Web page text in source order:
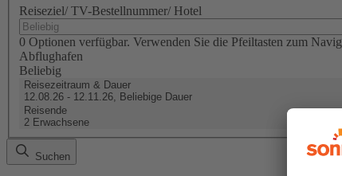
Reiseziel/ TV-Bestellnummer/ Hotel
0 Optionen verfügbar. Verwenden Sie die Pfeiltasten zum
Abflughafen
Beliebig
Reisezeitraum & Dauer
12.08.26 - 12.11.26, Beliebige Dauer
Reisende
2 Erwachsene
Suchen